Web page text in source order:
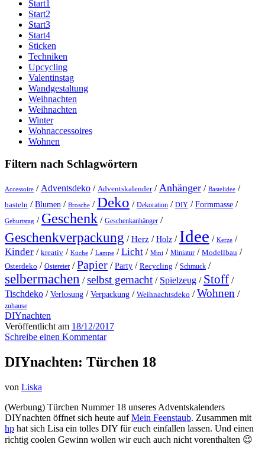
Start1
Start2
Start3
Start4
Sticken
Techniken
Upcycling
Valentinstag
Wandgestaltung
Weihnachten
Weihnachten
Winter
Wohnaccessoires
Wohnen
Filtern nach Schlagwörtern
Accessoire / Adventsdeko / Adventskalender/Anhänger / Bastelidee /
basteln /Blumen / Brosche /Deko / Dekoration / DIY /Formmasse /
Geburtstag / Geschenk / Geschenkanhänger /
Geschenkverpackung /Herz /Holz / Idee / Kerze /
Kinder / kreativ / Küche / Lampe /Licht / Mini / Miniatur / Modellbau /
Osterdeko / Ostereier /Papier /Party / Recycling / Schmuck /
selbermachen /selbst gemacht / Spielzeug / Stoff /
Tischdeko /Verlosung /Verpackung / Weihnachtsdeko /Wohnen /
zuhause
DIYnachten
Veröffentlicht am 18/12/2017
Schreibe einen Kommentar
DIYnachten: Türchen 18
von Liska
(Werbung) Türchen Nummer 18 unseres Adventskalenders
DIYnachten öffnet sich heute aufMein Feenstaub. Zusammen mit
hp hat sich Lisa ein tolles DIY für euch einfallen lassen. Und einen
richtig coolen Gewinn wollen wir euch auch nicht vorenthalten 😉